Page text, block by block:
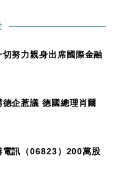
努力親身出席國際金融
企惹議 德國總理肖爾
電訊（06823）200萬股